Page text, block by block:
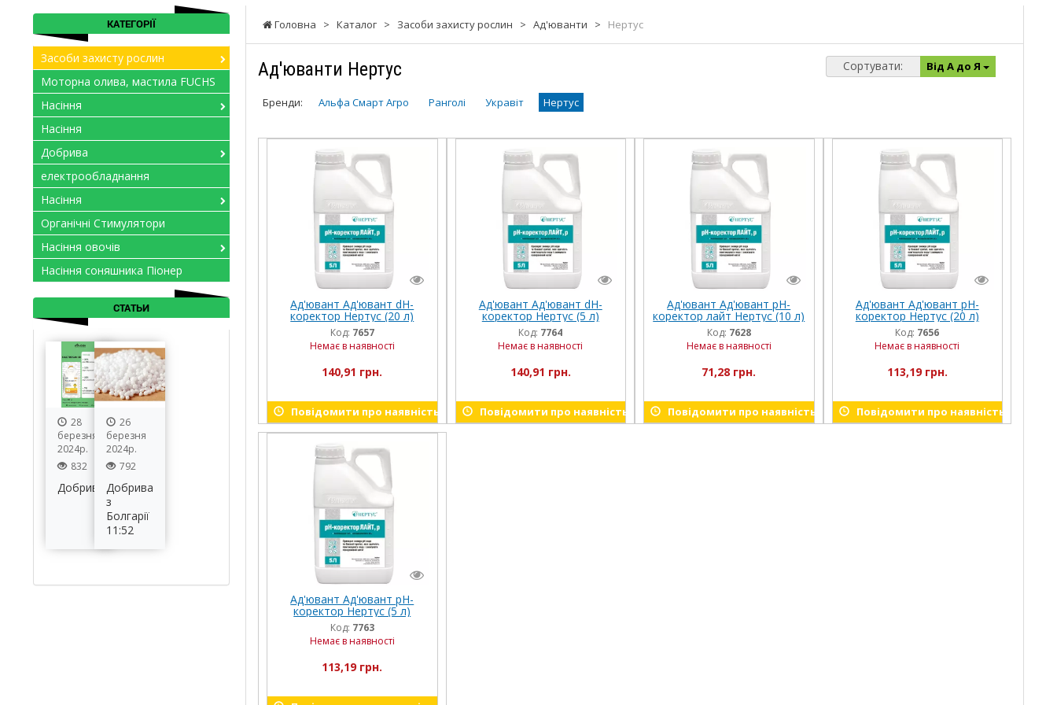
Головна > Каталог > Засоби захисту рослин > Ад'юванти > Нертус
Ад'юванти Нертус Сортувати: Від А до Я
Бренди: Альфа Смарт Агро Ранголі Укравіт Нертус
Ад'ювант Ад'ювант dН-
коректор Нертус (20 л)
Код: 7657
Немає в наявності
140,91 грн.
Повідомити про наявність
Ад'ювант Ад'ювант dН-
коректор Нертус (5 л)
Код: 7764
Немає в наявності
140,91 грн.
Повідомити про наявність
Ад'ювант Ад'ювант рН-
коректор лайт Нертус (10 л)
Код: 7628
Немає в наявності
71,28 грн.
Повідомити про наявність
Ад'ювант Ад'ювант рН-
коректор Нертус (20 л)
Код: 7656
Немає в наявності
113,19 грн.
Повідомити про наявність
Ад'ювант Ад'ювант рН-
коректор Нертус (5 л)
Код: 7763
Немає в наявності
113,19 грн.
КАТЕГОРІЇ
Засоби захисту рослин
Моторна олива, мастила FUCHS
Насіння
Насіння
Добрива
електрообладнання
Насіння
Органічні Стимулятори
Насіння овочів
Насіння соняшника Піонер
СТАТЬИ
28
березня
2024р.
832
Добрива
26
березня
2024р.
792
Добрива
з
Болгарії
11:52